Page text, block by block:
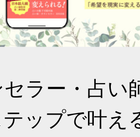
ラー・占い
テップで叶